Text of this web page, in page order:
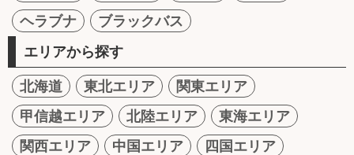
ヘラブナ
ブラックバス
エリアから探す
北海道 東北エリア
関東エリア
甲信越エリア
北陸エリア
東海エリア
関西エリア
中国エリア
四国エリア